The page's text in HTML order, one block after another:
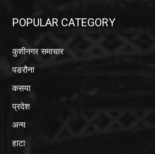
POPULAR CATEGORY
कुशीनगर समाचार
पडरौना
कसया
प्रदेश
अन्य
हाटा